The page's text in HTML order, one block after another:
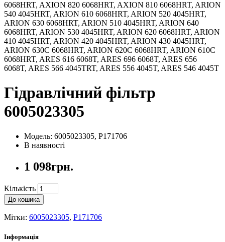
6068HRT, AXION 820 6068HRT, AXION 810 6068HRT, ARION
540 4045HRT, ARION 610 6068HRT, ARION 520 4045HRT,
ARION 630 6068HRT, ARION 510 4045HRT, ARION 640
6068HRT, ARION 530 4045HRT, ARION 620 6068HRT, ARION
410 4045HRT, ARION 420 4045HRT, ARION 430 4045HRT,
ARION 630C 6068HRT, ARION 620C 6068HRT, ARION 610C
6068HRT, ARES 616 6068T, ARES 696 6068T, ARES 656
6068T, ARES 566 4045TRT, ARES 556 4045T, ARES 546 4045T
Гідравлічний фільтр
6005023305
Модель: 6005023305, P171706
В наявності
1 098грн.
Кількість
До кошика
Мітки: 6005023305, P171706
Інформація